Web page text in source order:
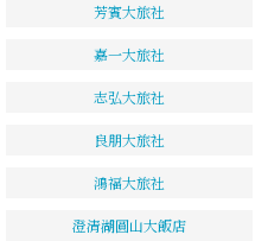
芳賓大旅社
嘉一大旅社
志弘大旅社
良朋大旅社
鴻福大旅社
澄清湖圓山大飯店